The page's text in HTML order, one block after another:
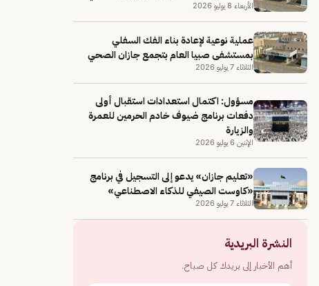
الأربعاء 8 يوليو 2026
عملية نوعية لإعادة بناء الفك السفلي
بمستشفى صبيا العام بتجمع جازان الصحي
الثلاثاء 7 يوليو 2026
مسؤول: اكتمال استعدادات استقبال أولى
دفعات برنامج ضيوف خادم الحرمين للعمرة
والزيارة
الإثنين 6 يوليو 2026
«تعليم جازان» يدعو إلى التسجيل في برنامج
«كاوست الصيفي للذكاء الاصطناعي»
الثلاثاء 7 يوليو 2026
النشرة البريدية
أهم الأخبار إلى بريدك كل صباح.